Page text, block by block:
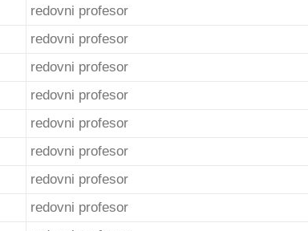
redovni profesor
redovni profesor
redovni profesor
redovni profesor
redovni profesor
redovni profesor
redovni profesor
redovni profesor